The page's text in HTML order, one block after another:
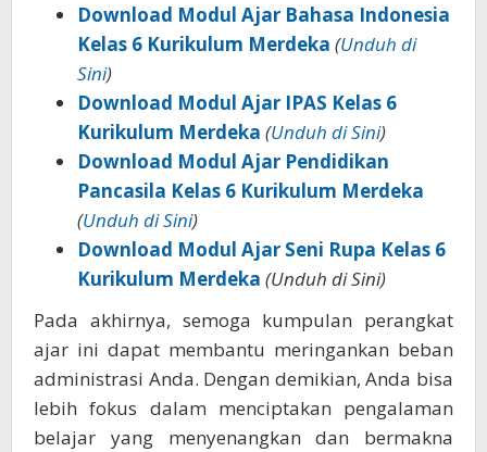
Download Modul Ajar Bahasa Indonesia
Kelas 6 Kurikulum Merdeka (Unduh di
Sini)
Download Modul Ajar IPAS Kelas 6
Kurikulum Merdeka (Unduh di Sini)
Download Modul Ajar Pendidikan
Pancasila Kelas 6 Kurikulum Merdeka
(Unduh di Sini)
Download Modul Ajar Seni Rupa Kelas 6
Kurikulum Merdeka (Unduh di Sini)
Pada akhirnya, semoga kumpulan perangkat
ajar ini dapat membantu meringankan beban
administrasi Anda. Dengan demikian, Anda bisa
lebih fokus dalam menciptakan pengalaman
belajar yang menyenangkan dan bermakna